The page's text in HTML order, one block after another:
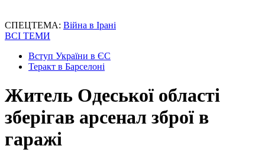
СПЕЦТЕМА: Війна в Ірані
ВСІ ТЕМИ
Вступ України в ЄС
Теракт в Барселоні
Житель Одеської області
зберігав арсенал зброї в
гаражі